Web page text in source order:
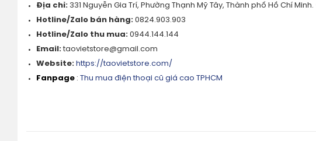
Địa chỉ:331 Nguyễn Gia Trí, Phường Thạnh Mỹ Tây, Thành phố Hồ Chí
Hotline/Zalo bán hàng:0824.903.903
Hotline/Zalo thu mua:0944.144.144
Email:taovietstore@gmail.com
Website: https://taovietstore.com/
Fanpage : Thu mua điện thoại cũ giá cao TPHCM